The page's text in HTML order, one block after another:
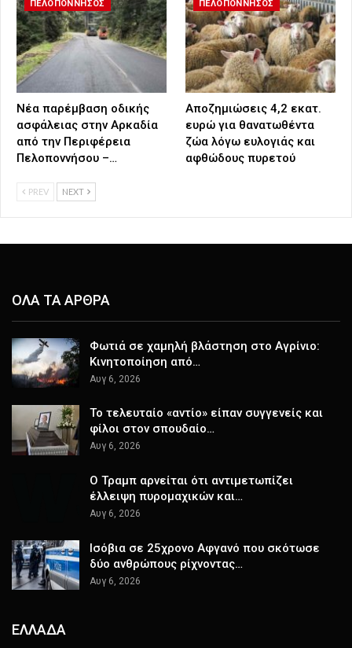
ΠΕΛΟΠΟΝΝΗΣΟΣ
Νέα παρέμβαση οδικής
ασφάλειας στην Αρκαδία
από την Περιφέρεια
Πελοποννήσου –…
ΠΕΛΟΠΟΝΝΗΣΟΣ
Αποζημιώσεις 4,2 εκατ.
ευρώ για θανατωθέντα
ζώα λόγω ευλογιάς και
αφθώδους πυρετού
PREV NEXT
ΟΛΑ ΤΑ ΑΡΘΡΑ
Φωτιά σε χαμηλή βλάστηση στο Αγρίνιο:
Κινητοποίηση από…
Αυγ 6, 2026
Το τελευταίο «αντίο» είπαν συγγενείς και
φίλοι στον σπουδαίο…
Αυγ 6, 2026
Ο Τραμπ αρνείται ότι αντιμετωπίζει
έλλειψη πυρομαχικών και…
Αυγ 6, 2026
Ισόβια σε 25χρονο Αφγανό που σκότωσε
δύο ανθρώπους ρίχνοντας…
Αυγ 6, 2026
ΕΛΛΑΔΑ